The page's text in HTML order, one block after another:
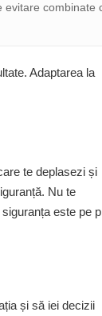
evitare combinate
Adaptarea la
te deplasezi și
Nu te
este pe
și să iei decizii